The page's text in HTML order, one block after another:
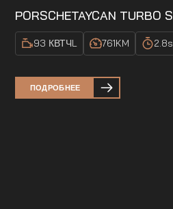
PORSCHETAYCAN TURBO S
93 КВТЧL 761KM 2.8s
ПОДРОБНЕЕ